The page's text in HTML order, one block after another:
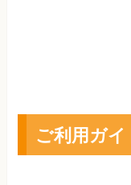
ご利用ガイ